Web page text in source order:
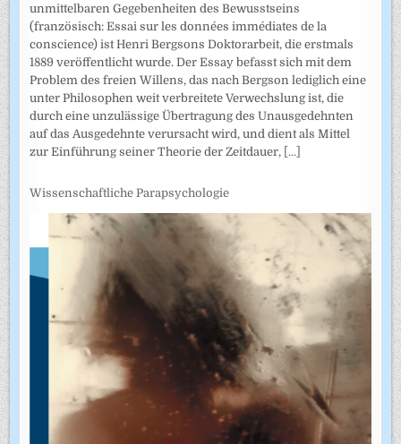
unmittelbaren Gegebenheiten des Bewusstseins
(französisch: Essai sur les données immédiates de la
conscience) ist Henri Bergsons Doktorarbeit, die erstmals
1889 veröffentlicht wurde. Der Essay befasst sich mit dem
Problem des freien Willens, das nach Bergson lediglich eine
unter Philosophen weit verbreitete Verwechslung ist, die
durch eine unzulässige Übertragung des Unausgedehnten
auf das Ausgedehnte verursacht wird, und dient als Mittel
zur Einführung seiner Theorie der Zeitdauer, [...]
Wissenschaftliche Parapsychologie